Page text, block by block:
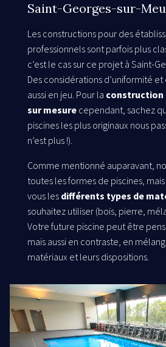
Saint-Georges-sur-
Les constructions pour des
professionnels sont parfois plus
c’est le cas sur ce projet à Saint-
Des considérations d’uniformité
aussi en jeu. Pour la construction
sur mesure cependant, sachez
piscines les plus originaux nous
n’est plus !).
Comme mentionné auparavant,
toutes les formes de piscines,
vous les différents types de
souhaitez utiliser (bois, pierre,
Votre future piscine peut être
mais aussi en contraste, en
matériaux et leurs dispositions.